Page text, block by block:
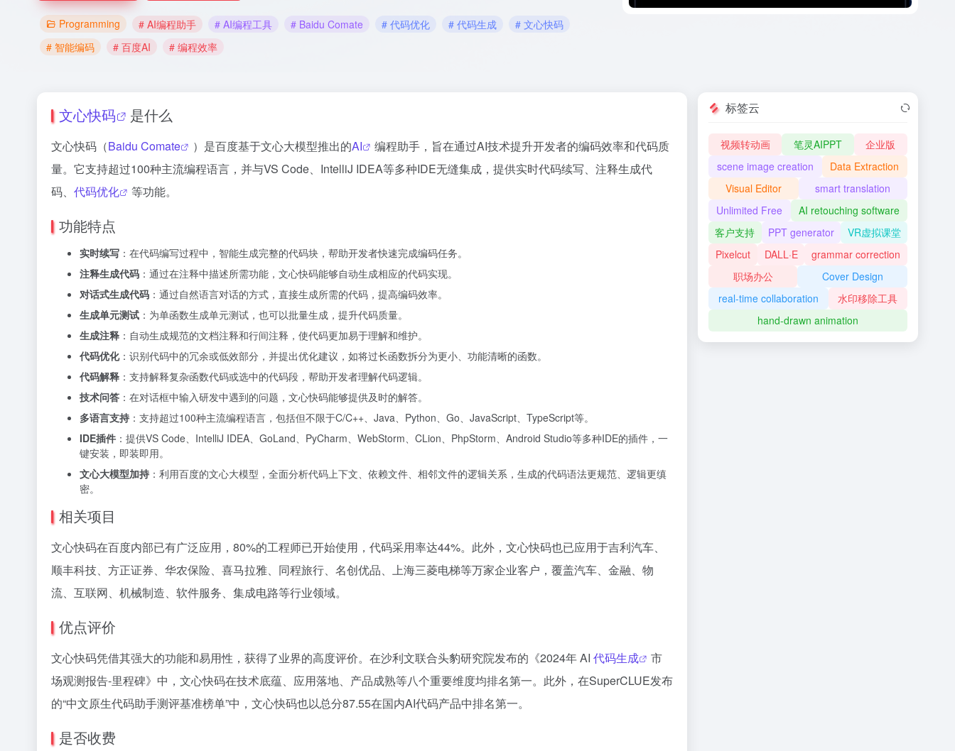
Programming # AI编程助手 # AI编程工具 # Baidu Comate # 代码优化 # 代码生成
# 文心快码
# 智能编码
# 百度AI # 编程效率
文心快码 是什么
文心快码（Baidu Comate ）是百度基于文心大模型推出的AI
编程助手，旨在通过AI技术提升开发者的编码效率和代码质
量。它支持超过100种主流编程语言，并与VS Code、IntelliJ IDEA等多种IDE无缝集成，提供实时代码续写、注释生成代
码、 代码优化 等功能。
功能特点
实时续写 ：在代码编写过程中，智能生成完整的代码块，帮助开发者快速完成编码任务。
注释生成代码 ：通过在注释中描述所需功能，文心快码能够自动生成相应的代码实现。
对话式生成代码 ：通过自然语言对话的方式，直接生成所需的代码，提高编码效率。
生成单元测试 ：为单函数生成单元测试，也可以批量生成，提升代码质量。
生成注释 ：自动生成规范的文档注释和行间注释，使代码更加易于理解和维护。
代码优化：识别代码中的冗余或低效部分，并提出优化建议，如将过长函数拆分为更小、功能清晰的函数。
代码解释 ：支持解释复杂函数代码或选中的代码段，帮助开发者理解代码逻辑。
技术问答 ：在对话框中输入研发中遇到的问题，文心快码能够提供及时的解答。
多语言支持 ：支持超过100种主流编程语言，包括但不限于C/C++、Java、Python、Go、JavaScript、TypeScript等。
IDE插件 ：提供VS Code、IntelliJ IDEA、GoLand、PyCharm、WebStorm、CLion、PhpStorm、Android Studio等多种IDE的插件，一
键安装，即装即用。
文心大模型加持 ：利用百度的文心大模型，全面分析代码上下文、依赖文件、相邻文件的逻辑关系，生成的代码语法更规范、逻辑更缜
密。
相关项目
文心快码在百度内部已有广泛应用，80%的工程师已开始使用，代码采用率达44%。此外，文心快码也已应用于吉利汽车、
顺丰科技、方正证券、华农保险、喜马拉雅、同程旅行、名创优品、上海三菱电梯等万家企业客户，覆盖汽车、金融、物
流、互联网、机械制造、软件服务、集成电路等行业领域。
优点评价
文心快码凭借其强大的功能和易用性，获得了业界的高度评价。在沙利文联合头豹研究院发布的《2024年 AI 代码生成
市
场观测报告-里程碑》中，文心快码在技术底蕴、应用落地、产品成熟等八个重要维度均排名第一。此外，在SuperCLUE发布
的“中文原生代码助手测评基准榜单”中，文心快码也以总分87.55在国内AI代码产品中排名第一。
是否收费
标签云
视频转动画 笔灵AIPPT
企业版
scene image creation
Data Extraction
Visual Editor
smart translation
Unlimited Free
AI retouching software
客户支持
PPT generator
VR虚拟课堂
Pixelcut
DALL·E
grammar correction
职场办公
Cover Design
real-time collaboration
水印移除工具
hand-drawn animation